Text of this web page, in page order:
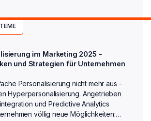
im Marketing 2025 -
und Strategien für Unternehmen
Personalisierung nicht mehr aus -
Hyperpersonalisierung. Angetrieben
und Predictive Analytics
völlig neue Möglichkeiten: